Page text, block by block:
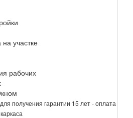
участке
рабочих
получения гарантии 15 лет - оплата